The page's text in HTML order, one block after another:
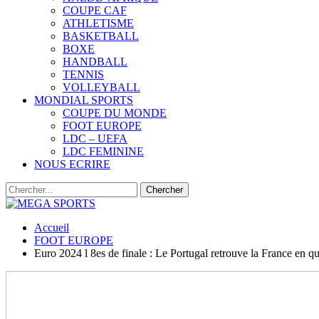
COUPE CAF
ATHLETISME
BASKETBALL
BOXE
HANDBALL
TENNIS
VOLLEYBALL
MONDIAL SPORTS
COUPE DU MONDE
FOOT EUROPE
LDC – UEFA
LDC FEMININE
NOUS ECRIRE
Accueil
FOOT EUROPE
Euro 2024 l 8es de finale : Le Portugal retrouve la France en